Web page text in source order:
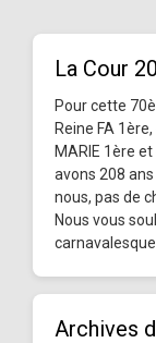
La Cour
Pour cette
Reine FA
MARIE 1ère
avons 208
nous, pas de
Nous vous
Archives